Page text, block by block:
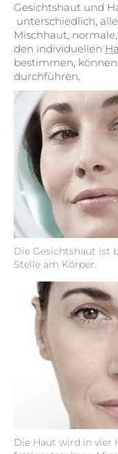
Die Gesichtshaut ist
Stelle am Körper.
Die Haut wird in vier
Gesichtshaut und
unterschiedlich,
Mischhaut,
den individuellen
bestimmen,
durchführen.